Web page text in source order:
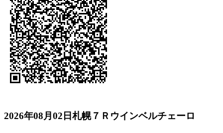
2026年08月02日札幌７Ｒウインベルチェーロ